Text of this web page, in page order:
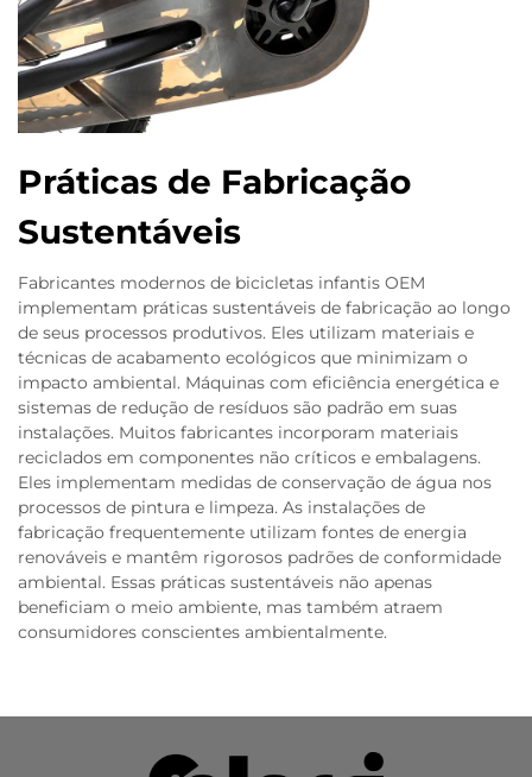
Práticas de Fabricação
Sustentáveis
Fabricantes modernos de bicicletas infantis OEM
implementam práticas sustentáveis de fabricação ao longo
de seus processos produtivos. Eles utilizam materiais e
técnicas de acabamento ecológicos que minimizam o
impacto ambiental. Máquinas com eficiência energética e
sistemas de redução de resíduos são padrão em suas
instalações. Muitos fabricantes incorporam materiais
reciclados em componentes não críticos e embalagens.
Eles implementam medidas de conservação de água nos
processos de pintura e limpeza. As instalações de
fabricação frequentemente utilizam fontes de energia
renováveis e mantêm rigorosos padrões de conformidade
ambiental. Essas práticas sustentáveis não apenas
beneficiam o meio ambiente, mas também atraem
consumidores conscientes ambientalmente.